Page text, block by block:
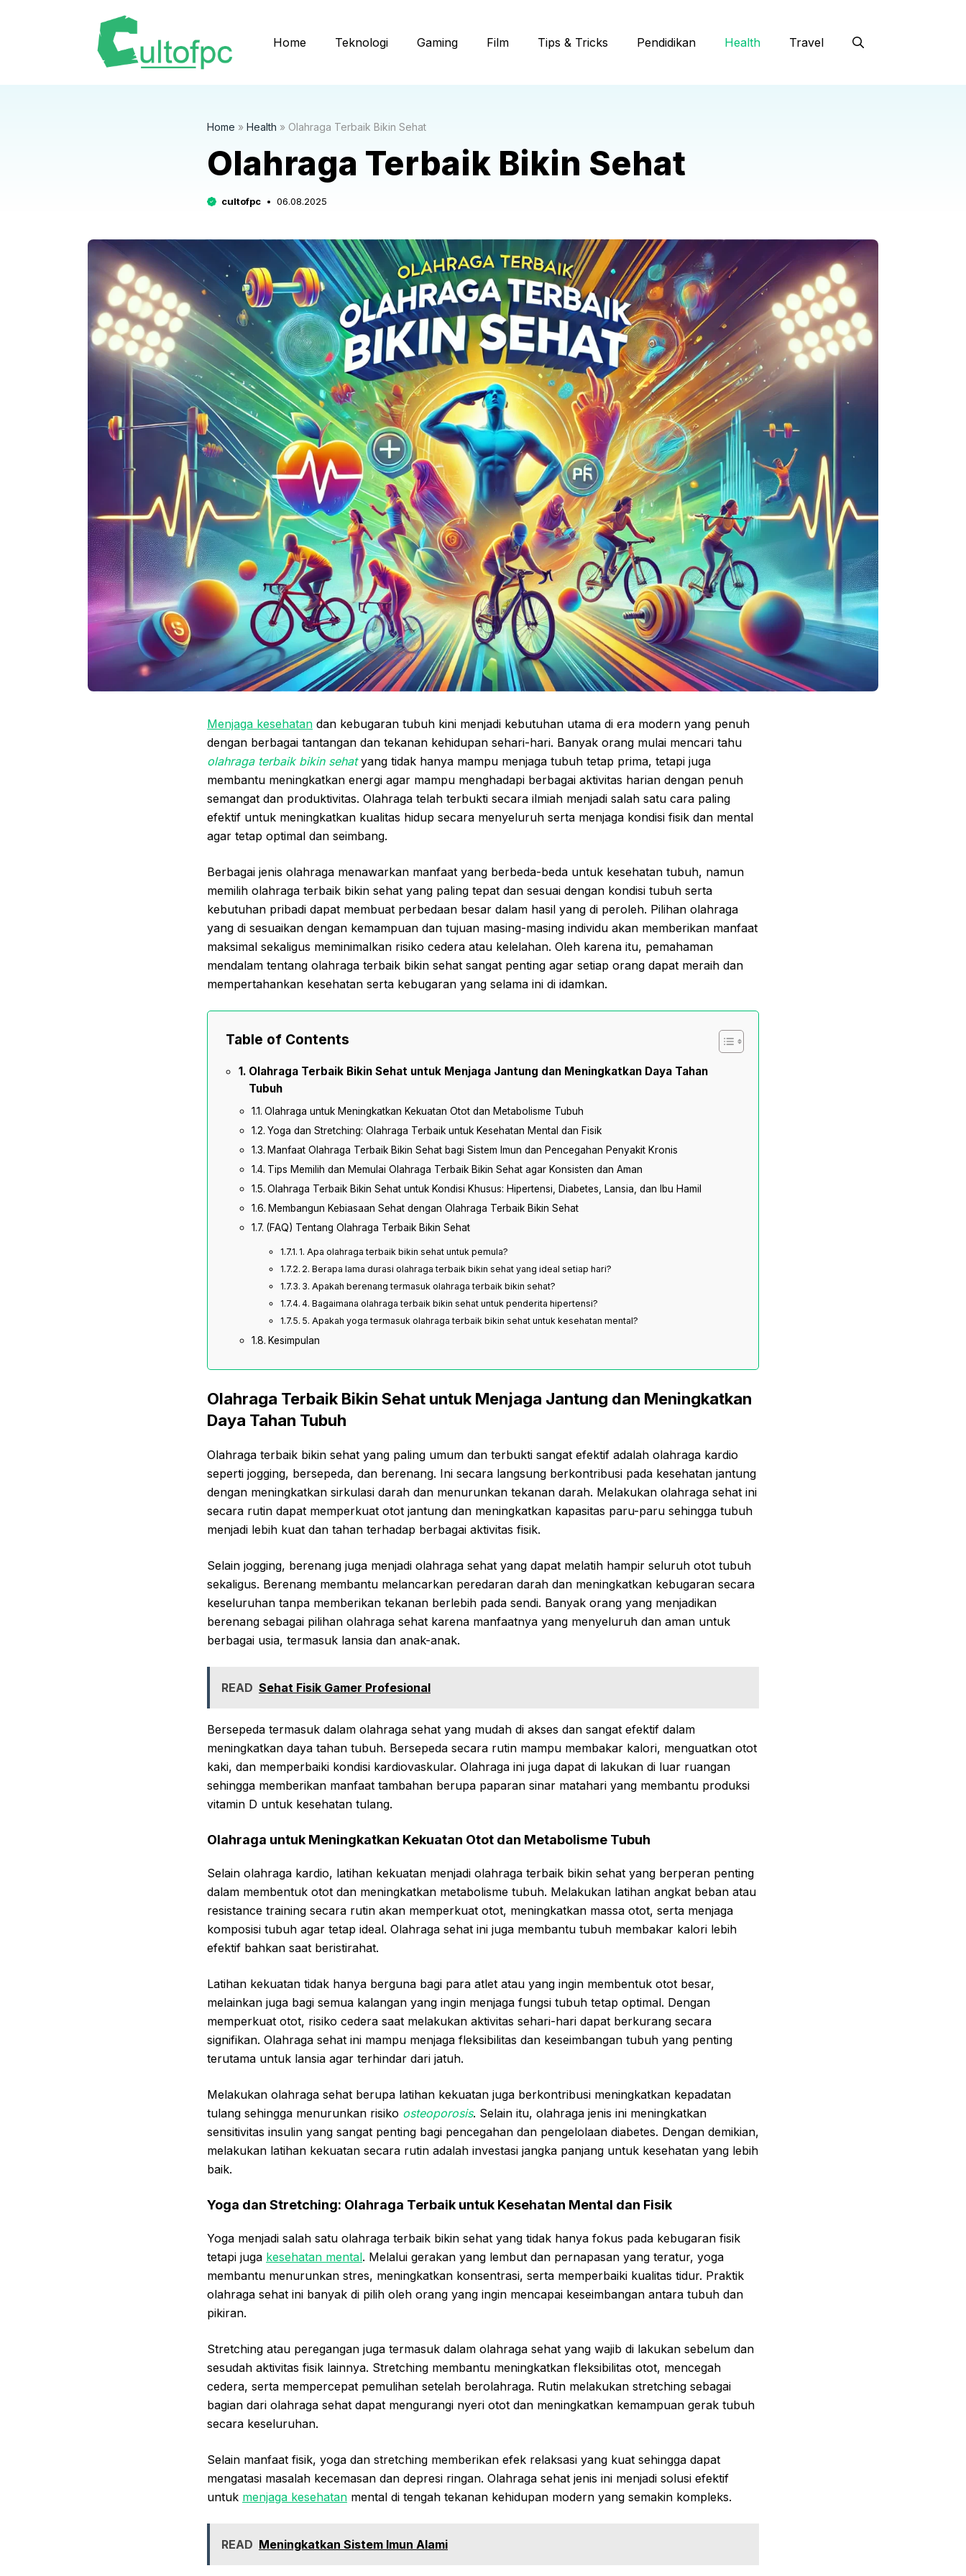
Home Teknologi Gaming Film Tips & Tricks Pendidikan Health Travel
Home » Health » Olahraga Terbaik Bikin Sehat
Olahraga Terbaik Bikin Sehat
cultofpc 06.08.2025
Menjaga kesehatan dan kebugaran tubuh kini menjadi kebutuhan utama di era modern yang penuh
dengan berbagai tantangan dan tekanan kehidupan sehari-hari. Banyak orang mulai mencari tahu
olahraga terbaik bikin sehatyang tidak hanya mampu menjaga tubuh tetap prima, tetapi juga
membantu meningkatkan energi agar mampu menghadapi berbagai aktivitas harian dengan penuh
semangat dan produktivitas. Olahraga telah terbukti secara ilmiah menjadi salah satu cara paling
efektif untuk meningkatkan kualitas hidup secara menyeluruh serta menjaga kondisi fisik dan mental
agar tetap optimal dan seimbang.
Berbagai jenis olahraga menawarkan manfaat yang berbeda-beda untuk kesehatan tubuh, namun
memilih olahraga terbaik bikin sehat yang paling tepat dan sesuai dengan kondisi tubuh serta
kebutuhan pribadi dapat membuat perbedaan besar dalam hasil yang di peroleh. Pilihan olahraga
yang di sesuaikan dengan kemampuan dan tujuan masing-masing individu akan memberikan manfaat
maksimal sekaligus meminimalkan risiko cedera atau kelelahan. Oleh karena itu, pemahaman
mendalam tentang olahraga terbaik bikin sehat sangat penting agar setiap orang dapat meraih dan
mempertahankan kesehatan serta kebugaran yang selama ini di idamkan.
Table of Contents
Olahraga Terbaik Bikin Sehat untuk Menjaga Jantung dan Meningkatkan Daya Tahan
Tubuh
Olahraga untuk Meningkatkan Kekuatan Otot dan Metabolisme Tubuh
Yoga dan Stretching: Olahraga Terbaik untuk Kesehatan Mental dan Fisik
Manfaat Olahraga Terbaik Bikin Sehat bagi Sistem Imun dan Pencegahan Penyakit Kronis
Tips Memilih dan Memulai Olahraga Terbaik Bikin Sehat agar Konsisten dan Aman
Olahraga Terbaik Bikin Sehat untuk Kondisi Khusus: Hipertensi, Diabetes, Lansia, dan Ibu Hamil
Membangun Kebiasaan Sehat dengan Olahraga Terbaik Bikin Sehat
(FAQ) Tentang Olahraga Terbaik Bikin Sehat
1. Apa olahraga terbaik bikin sehat untuk pemula?
2. Berapa lama durasi olahraga terbaik bikin sehat yang ideal setiap hari?
3. Apakah berenang termasuk olahraga terbaik bikin sehat?
4. Bagaimana olahraga terbaik bikin sehat untuk penderita hipertensi?
5. Apakah yoga termasuk olahraga terbaik bikin sehat untuk kesehatan mental?
Kesimpulan
Olahraga Terbaik Bikin Sehat untuk Menjaga Jantung dan Meningkatkan
Daya Tahan Tubuh
Olahraga terbaik bikin sehat yang paling umum dan terbukti sangat efektif adalah olahraga kardio
seperti jogging, bersepeda, dan berenang. Ini secara langsung berkontribusi pada kesehatan jantung
dengan meningkatkan sirkulasi darah dan menurunkan tekanan darah. Melakukan olahraga sehat ini
secara rutin dapat memperkuat otot jantung dan meningkatkan kapasitas paru-paru sehingga tubuh
menjadi lebih kuat dan tahan terhadap berbagai aktivitas fisik.
Selain jogging, berenang juga menjadi olahraga sehat yang dapat melatih hampir seluruh otot tubuh
sekaligus. Berenang membantu melancarkan peredaran darah dan meningkatkan kebugaran secara
keseluruhan tanpa memberikan tekanan berlebih pada sendi. Banyak orang yang menjadikan
berenang sebagai pilihan olahraga sehat karena manfaatnya yang menyeluruh dan aman untuk
berbagai usia, termasuk lansia dan anak-anak.
READ Sehat Fisik Gamer Profesional
Bersepeda termasuk dalam olahraga sehat yang mudah di akses dan sangat efektif dalam
meningkatkan daya tahan tubuh. Bersepeda secara rutin mampu membakar kalori, menguatkan otot
kaki, dan memperbaiki kondisi kardiovaskular. Olahraga ini juga dapat di lakukan di luar ruangan
sehingga memberikan manfaat tambahan berupa paparan sinar matahari yang membantu produksi
vitamin D untuk kesehatan tulang.
Olahraga untuk Meningkatkan Kekuatan Otot dan Metabolisme Tubuh
Selain olahraga kardio, latihan kekuatan menjadi olahraga terbaik bikin sehat yang berperan penting
dalam membentuk otot dan meningkatkan metabolisme tubuh. Melakukan latihan angkat beban atau
resistance training secara rutin akan memperkuat otot, meningkatkan massa otot, serta menjaga
komposisi tubuh agar tetap ideal. Olahraga sehat ini juga membantu tubuh membakar kalori lebih
efektif bahkan saat beristirahat.
Latihan kekuatan tidak hanya berguna bagi para atlet atau yang ingin membentuk otot besar,
melainkan juga bagi semua kalangan yang ingin menjaga fungsi tubuh tetap optimal. Dengan
memperkuat otot, risiko cedera saat melakukan aktivitas sehari-hari dapat berkurang secara
signifikan. Olahraga sehat ini mampu menjaga fleksibilitas dan keseimbangan tubuh yang penting
terutama untuk lansia agar terhindar dari jatuh.
Melakukan olahraga sehat berupa latihan kekuatan juga berkontribusi meningkatkan kepadatan
tulang sehingga menurunkan risiko osteoporosis. Selain itu, olahraga jenis ini meningkatkan
sensitivitas insulin yang sangat penting bagi pencegahan dan pengelolaan diabetes. Dengan demikian,
melakukan latihan kekuatan secara rutin adalah investasi jangka panjang untuk kesehatan yang lebih
baik.
Yoga dan Stretching: Olahraga Terbaik untuk Kesehatan Mental dan Fisik
Yoga menjadi salah satu olahraga terbaik bikin sehat yang tidak hanya fokus pada kebugaran fisik
tetapi juga kesehatan mental. Melalui gerakan yang lembut dan pernapasan yang teratur, yoga
membantu menurunkan stres, meningkatkan konsentrasi, serta memperbaiki kualitas tidur. Praktik
olahraga sehat ini banyak di pilih oleh orang yang ingin mencapai keseimbangan antara tubuh dan
pikiran.
Stretching atau peregangan juga termasuk dalam olahraga sehat yang wajib di lakukan sebelum dan
sesudah aktivitas fisik lainnya. Stretching membantu meningkatkan fleksibilitas otot, mencegah
cedera, serta mempercepat pemulihan setelah berolahraga. Rutin melakukan stretching sebagai
bagian dari olahraga sehat dapat mengurangi nyeri otot dan meningkatkan kemampuan gerak tubuh
secara keseluruhan.
Selain manfaat fisik, yoga dan stretching memberikan efek relaksasi yang kuat sehingga dapat
mengatasi masalah kecemasan dan depresi ringan. Olahraga sehat jenis ini menjadi solusi efektif
untuk menjaga kesehatan mental di tengah tekanan kehidupan modern yang semakin kompleks.
READ Meningkatkan Sistem Imun Alami